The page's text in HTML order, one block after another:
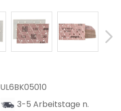
UL6BK05010
3-5 Arbeitstage n.